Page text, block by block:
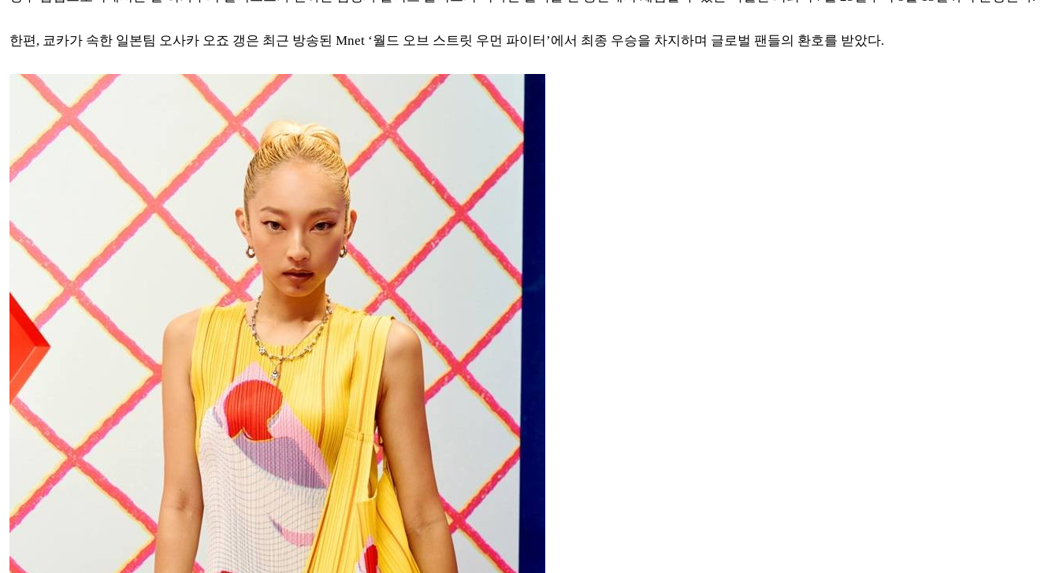
한편, 쿄카가 속한 일본팀 오사카 오죠 갱은 최근 방송된 Mnet ‘월드 오브 스트릿 우먼 파이터’에서 최종 우승을 차지하며 글로벌 팬들의 환호를 받았다.